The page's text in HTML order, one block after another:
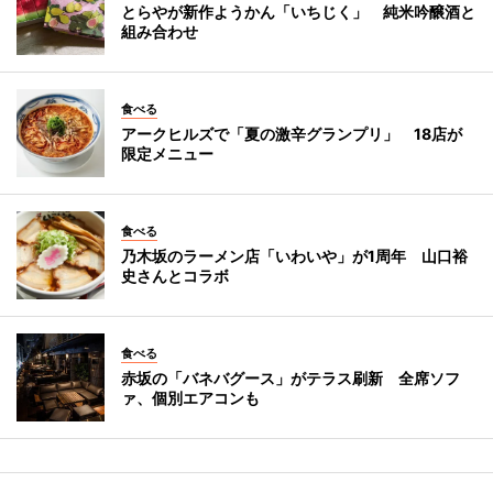
とらやが新作ようかん「いちじく」 純米吟醸酒と
組み合わせ
食べる
アークヒルズで「夏の激辛グランプリ」 18店が
限定メニュー
食べる
乃木坂のラーメン店「いわいや」が1周年 山口裕
史さんとコラボ
食べる
赤坂の「バネバグース」がテラス刷新 全席ソフ
ァ、個別エアコンも